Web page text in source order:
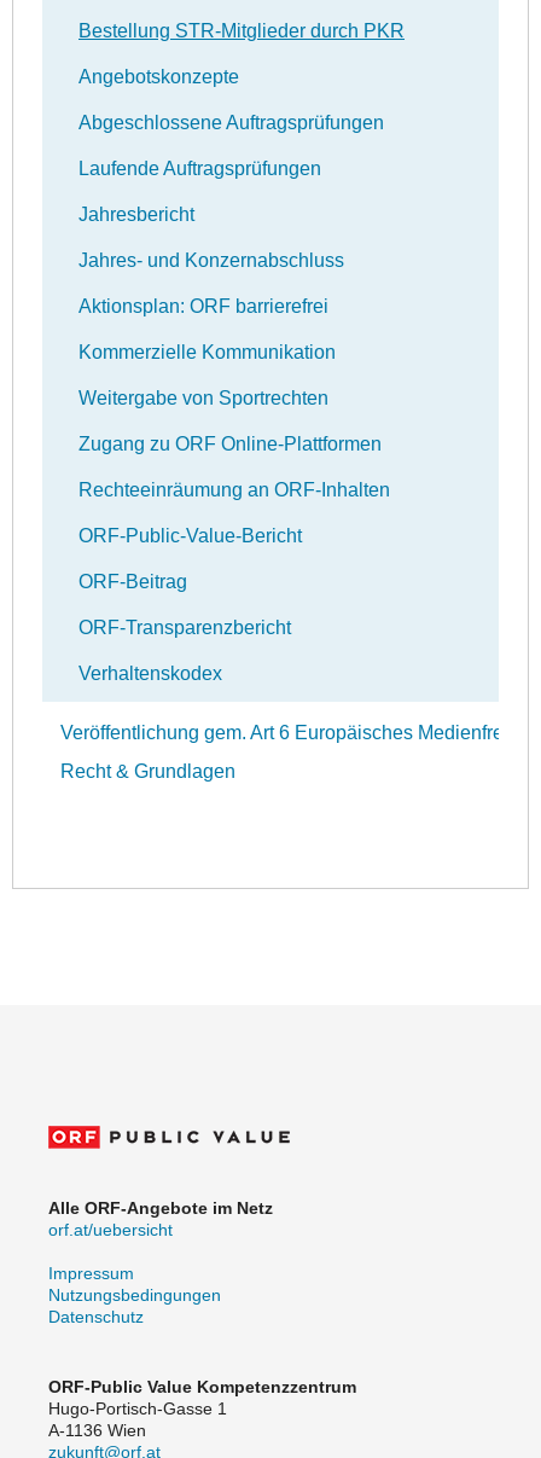
Bestellung STR-Mitglieder durch PKR
Angebotskonzepte
Abgeschlossene Auftragsprüfungen
Laufende Auftragsprüfungen
Jahresbericht
Jahres- und Konzernabschluss
Aktionsplan: ORF barrierefrei
Kommerzielle Kommunikation
Weitergabe von Sportrechten
Zugang zu ORF Online-Plattformen
Rechteeinräumung an ORF-Inhalten
ORF-Public-Value-Bericht
ORF-Beitrag
ORF-Transparenzbericht
Verhaltenskodex
Veröffentlichung gem. Art 6 Europäisches
Recht & Grundlagen
Alle ORF-Angebote im Netz
orf.at/uebersicht
Impressum
Nutzungsbedingungen
Datenschutz
ORF-Public Value Kompetenzzentrum
Hugo-Portisch-Gasse 1
A-1136 Wien
zukunft@orf.at